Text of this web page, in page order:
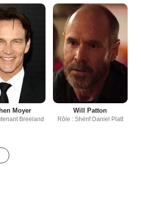
Moyer
Breeland
Will Patton
Rôle : Shérif Daniel Platt